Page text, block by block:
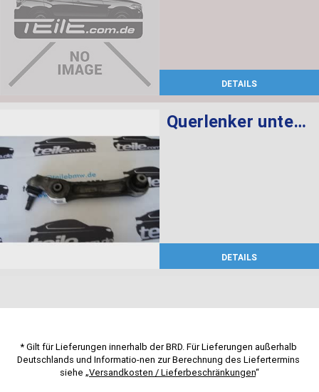
DETAILS
Querlenker unten mit Gummilager links
DETAILS
* Gilt für Lieferungen innerhalb der BRD. Für Lieferungen außerhalb
Deutschlands und Informatio-nen zur Berechnung des Liefertermins
siehe „Versandkosten / Lieferbeschränkungen“